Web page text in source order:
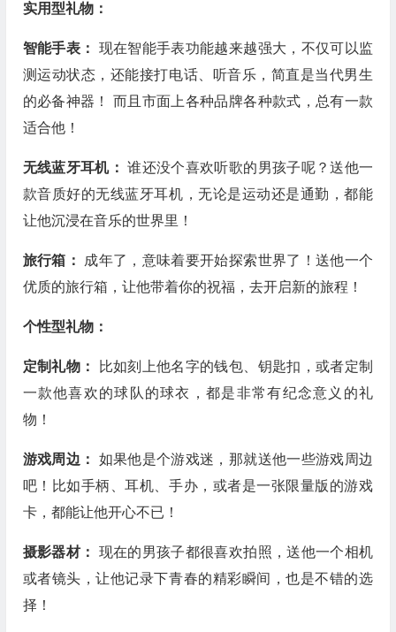
实用型礼物：
智能手表： 现在智能手表功能越来越强大，不仅可以监
测运动状态，还能接打电话、听音乐，简直是当代男生
的必备神器！ 而且市面上各种品牌各种款式，总有一款
适合他！
无线蓝牙耳机：谁还没个喜欢听歌的男孩子呢？送他一
款音质好的无线蓝牙耳机，无论是运动还是通勤，都能
让他沉浸在音乐的世界里！
旅行箱： 成年了，意味着要开始探索世界了！送他一个
优质的旅行箱，让他带着你的祝福，去开启新的旅程！
个性型礼物：
定制礼物：
比如刻上他名字的钱包、钥匙扣，或者定制
一款他喜欢的球队的球衣，都是非常有纪念意义的礼
物！
游戏周边： 如果他是个游戏迷，那就送他一些游戏周边
吧！比如手柄、耳机、手办，或者是一张限量版的游戏
卡，都能让他开心不已！
摄影器材： 现在的男孩子都很喜欢拍照，送他一个相机
或者镜头，让他记录下青春的精彩瞬间，也是不错的选
择！